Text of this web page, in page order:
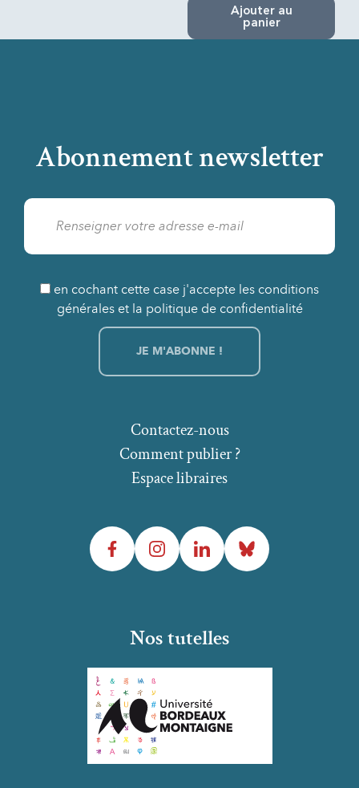
Ajouter au
panier
Abonnement newsletter
en cochant cette case j'accepte les conditions
générales et la politique de confidentialité
Comment publier ?
Espace libraires
Contactez-nous
FacebookInstagramLinkedInBluesky
Nos tutelles